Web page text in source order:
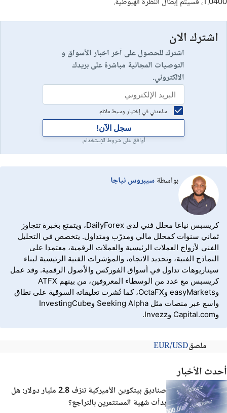
اشترك الان
اشترك للحصول على آخر اخبار الأسواق و
التوصيات المجانية مباشرة على بريدك
الالكتروني.
ساعدني في إختيار وسيط ملائم
سجل الآن!
أوافق على شروط الإستخدام.
بواسطةسيبروس نياجا
كريسبس نياغا محلل فني لدى DailyForex، ويتمتع بخبرة تتجاوز
ثماني سنوات كمحلل مالي ومدرّب ومتداول. يتخصص في التحليل
الفني لأزواج العملات الرئيسية والعملات الرقمية، معتمدا على
النماذج الفنية، وتحديد الاتجاه، والمؤشرات الفنية الرئيسية لبناء
سيناريوهات تداول في أسواق الفوركس والأصول الرقمية. وقد عمل
كريسبس مع عدد من الوسطاء المعروفين، من بينهم ATFX
وeasyMarkets وOctaFX، كما نُشرت تعليقاته السوقية على نطاق
واسع عبر منصات مثل Seeking Alpha وInvestingCube
وCapital.com وInvezz.
ملصقEUR/USD
أحدث الأخبار
صناديق بيتكوين الأميركية تنزف 2.8 مليار دولار: هل
بدأت شهية المستثمرين بالتراجع؟